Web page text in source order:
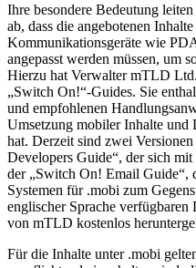
Ihre besondere Bedeutung
ab, dass die angebotenen
Kommunikationsgeräte wie
angepasst werden müssen, um
Hierzu hat Verwalter mTLD
„Switch On!“-Guides. Sie
und empfohlenen
Umsetzung mobiler Inhalte und
hat. Derzeit sind zwei
Developers Guide“, der sich
der „Switch On! Email Guide“,
Systemen für .mobi zum
englischer Sprache
von mTLD kostenlos
Für die Inhalte unter .mobi